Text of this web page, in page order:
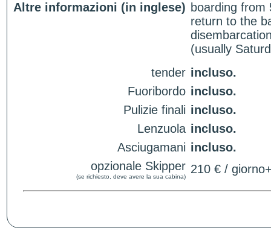
Altre informazioni (in inglese) boarding from
return to the
(usually
tender incluso.
Fuoribordo incluso.
Pulizie finali incluso.
Lenzuola incluso.
Asciugamani incluso.
opzionale Skipper
(se richiesto, deve avere la sua cabina)
210 € /